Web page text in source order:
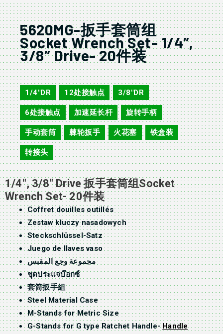
5620MG-扳手套筒组
Socket Wrench Set- 1/4″,
3/8″ Drive- 20件装
5620MG
1/4"DR , 12处接触点 , 3/8"DR ,
6处接触点 , 加速延长杆 , 旋转手柄 ,
手动套筒 , 棘轮扳手 , 火花塞 , 铁盒装
转接头
1/4″, 3/8″ Drive 扳手套筒组Socket
Wrench Set- 20件装
Coffret douilles outillés
Zestaw kluczy nasadowych
Steckschlüssel-Satz
Juego de llaves vaso
مجموعة وجع المقبس
ชุดประแจบ๊อกซ์
套筒扳手組
Steel Material Case
M-Stands for Metric Size
G-Stands for G type Ratchet Handle- Handle